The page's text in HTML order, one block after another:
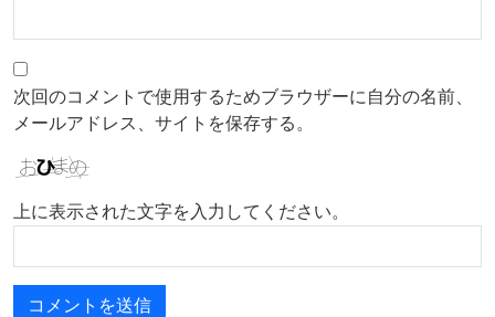
次回のコメントで使用するためブラウザーに自分の名前、
メールアドレス、サイトを保存する。
上に表示された文字を入力してください。